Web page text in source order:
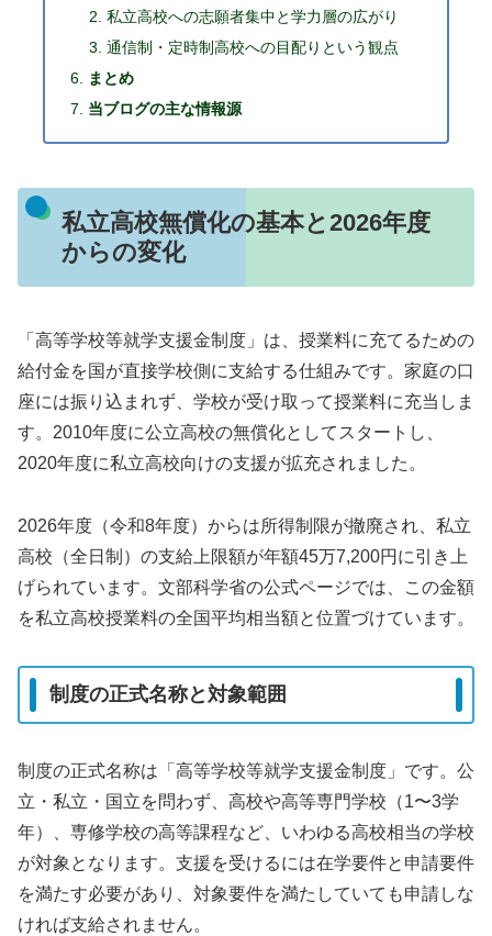
私立高校への志願者集中と学力層の広がり
通信制・定時制高校への目配りという観点
まとめ
当ブログの主な情報源
私立高校無償化の基本と2026年度
からの変化
「高等学校等就学支援金制度」は、授業料に充てるための
給付金を国が直接学校側に支給する仕組みです。家庭の口
座には振り込まれず、学校が受け取って授業料に充当しま
す。2010年度に公立高校の無償化としてスタートし、
2020年度に私立高校向けの支援が拡充されました。
2026年度（令和8年度）からは所得制限が撤廃され、私立
高校（全日制）の支給上限額が年額45万7,200円に引き上
げられています。文部科学省の公式ページでは、この金額
を私立高校授業料の全国平均相当額と位置づけています。
制度の正式名称と対象範囲
制度の正式名称は「高等学校等就学支援金制度」です。公
立・私立・国立を問わず、高校や高等専門学校（1〜3学
年）、専修学校の高等課程など、いわゆる高校相当の学校
が対象となります。支援を受けるには在学要件と申請要件
を満たす必要があり、対象要件を満たしていても申請しな
ければ支給されません。